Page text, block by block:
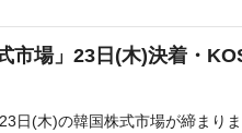
市場」23日(木)決着・
日(木)の韓国株式市場が締まり